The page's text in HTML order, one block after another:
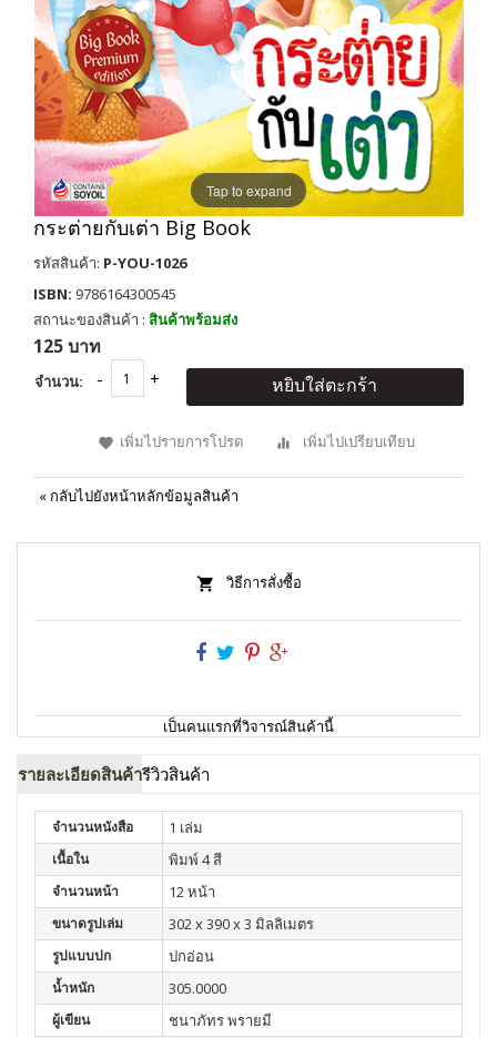
Tap to expand
กระต่ายกับเต่า Big Book
รหัสสินค้า: P-YOU-1026
ISBN: 9786164300545
สถานะของสินค้า : สินค้าพร้อมส่ง
125 บาท
จำนวน: หยิบใส่ตะกร้า
เพิ่มไปรายการโปรด เพิ่มไปเปรียบเทียบ
« กลับไปยังหน้าหลักข้อมูลสินค้า
วิธีการสั่งซื้อ
เป็นคนแรกที่วิจารณ์สินค้านี้
รายละเอียดสินค้ารีวิวสินค้า
จำนวนหนังสือ 1 เล่ม
เนื้อใน พิมพ์ 4 สี
จำนวนหน้า 12 หน้า
ขนาดรูปเล่ม 302 x 390 x 3 มิลลิเมตร
รูปแบบปก ปกอ่อน
น้ำหนัก 305.0000
ผู้เขียน ชนาภัทร พรายมี